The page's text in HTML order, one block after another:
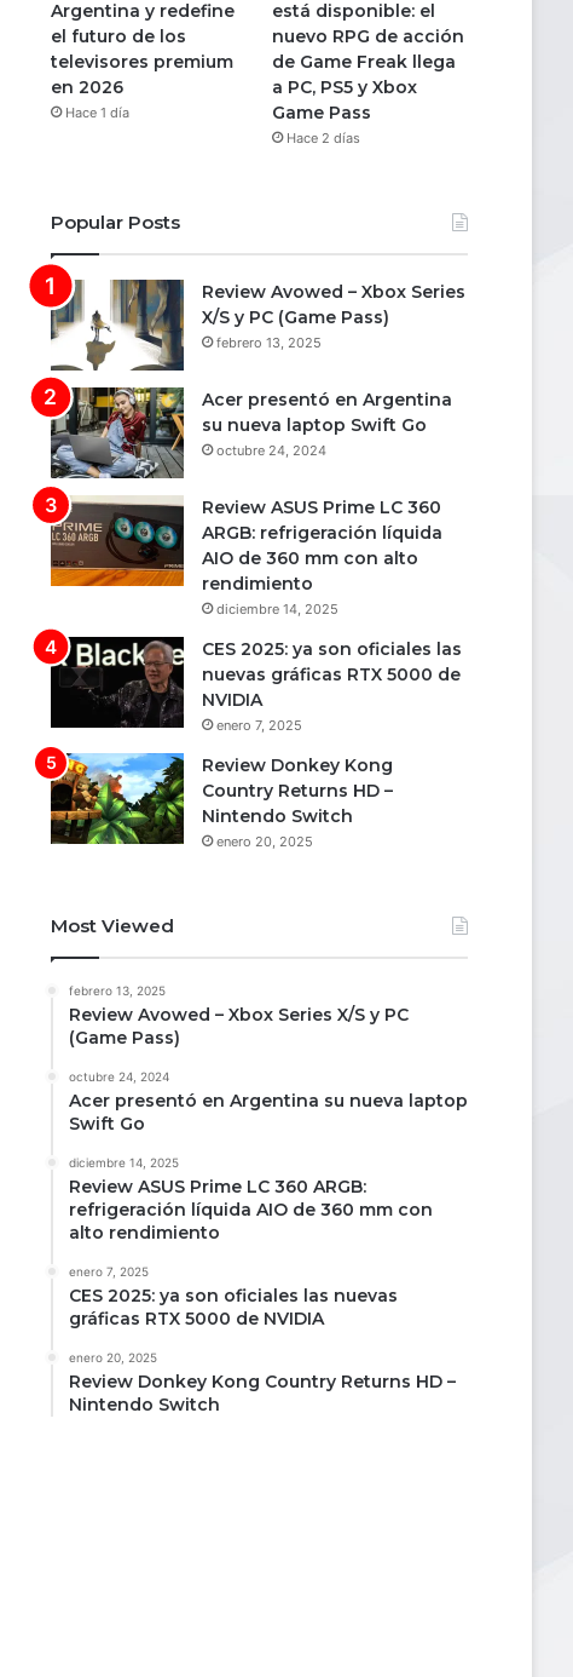
Argentina y redefine
el futuro de los
televisores premium
en 2026
Hace 1 día
está disponible: el
nuevo RPG de acción
de Game Freak llega
a PC, PS5 y Xbox
Game Pass
Hace 2 días
Popular Posts
Review Avowed – Xbox Series
X/S y PC (Game Pass)
febrero 13, 2025
Acer presentó en Argentina
su nueva laptop Swift Go
octubre 24, 2024
Review ASUS Prime LC 360
ARGB: refrigeración líquida
AIO de 360 mm con alto
rendimiento
diciembre 14, 2025
CES 2025: ya son oficiales las
nuevas gráficas RTX 5000 de
NVIDIA
enero 7, 2025
Review Donkey Kong
Country Returns HD –
Nintendo Switch
enero 20, 2025
Most Viewed
febrero 13, 2025
Review Avowed – Xbox Series X/S y PC
(Game Pass)
octubre 24, 2024
Acer presentó en Argentina su nueva laptop
Swift Go
diciembre 14, 2025
Review ASUS Prime LC 360 ARGB:
refrigeración líquida AIO de 360 mm con
alto rendimiento
enero 7, 2025
CES 2025: ya son oficiales las nuevas
gráficas RTX 5000 de NVIDIA
enero 20, 2025
Review Donkey Kong Country Returns HD –
Nintendo Switch